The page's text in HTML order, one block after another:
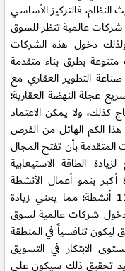
فالتركيز الأساسي
شركات عالمية تنظر للسوق
دخول هذه الشركات
بطرق بناء متقدمة
صناعة التطوير العقاري مع
عجلة النهضة العقارية؛
كذلك، ولا يمكن الاعتماد
الكم الهائل من الفرص
المتقدمة بأن تفتح المجال
الطاقة الاستيعابية
أكبر بنمو أعمال الأنشطة
المرتبطة بالسوق العقارية والتي تقارب 110 أنشطة؛ مما يعني زيادة
دخول شركات عالمية لسوق
تنافسياً في المنطقة
الابتكار في التسويق
تحقيق ذلك سيكون على